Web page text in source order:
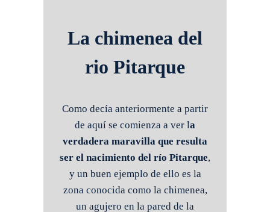
La chimenea del
rio Pitarque
Como decía anteriormente a partir
de aquí se comienza a ver la
verdadera maravilla que resulta
ser el nacimiento del río Pitarque,
y un buen ejemplo de ello es la
zona conocida como la chimenea,
un agujero en la pared de la